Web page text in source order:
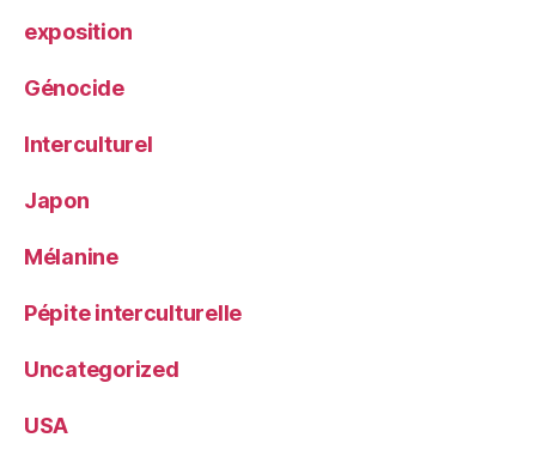
exposition
Génocide
Interculturel
Japon
Mélanine
Pépite interculturelle
Uncategorized
USA